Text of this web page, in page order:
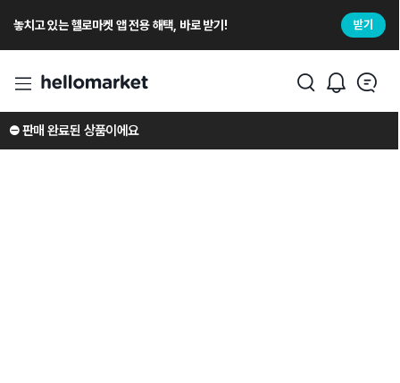
놓치고 있는 헬로마켓 앱 전용 해택, 바로 받기! 받기
⛔️ 판매 완료된 상품이에요